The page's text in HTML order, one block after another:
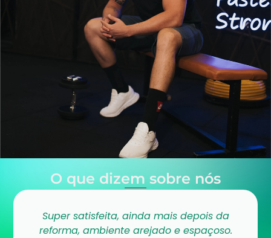
O que dizem sobre nós
Super satisfeita, ainda mais depois da
reforma, ambiente arejado e espaçoso.